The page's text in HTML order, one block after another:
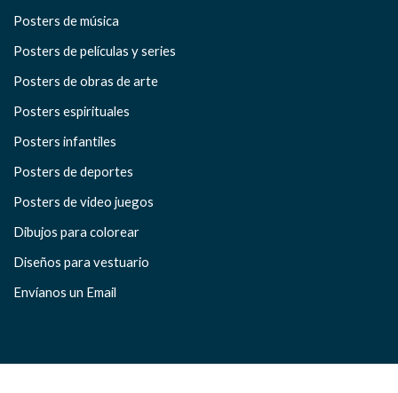
Posters de música
Posters de películas y series
Posters de obras de arte
Posters espirituales
Posters infantiles
Posters de deportes
Posters de video juegos
Dibujos para colorear
Diseños para vestuario
Envíanos un Email